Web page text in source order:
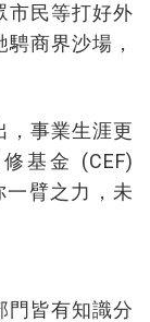
市民等打好外
商界沙場，
，事業生涯更
基金 (CEF)
臂之力，未
門皆有知識分